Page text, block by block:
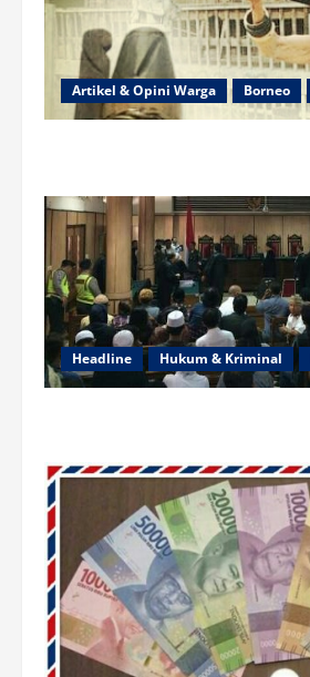
Artikel & Opini Warga Borneo
Headline Hukum & Kriminal